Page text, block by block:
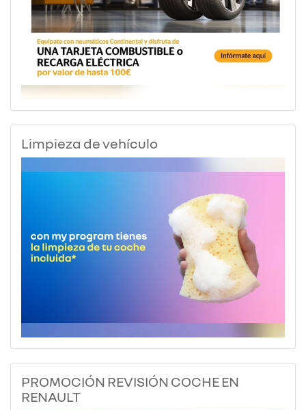
Limpieza de vehículo
PROMOCIÓN REVISIÓN COCHE EN
RENAULT